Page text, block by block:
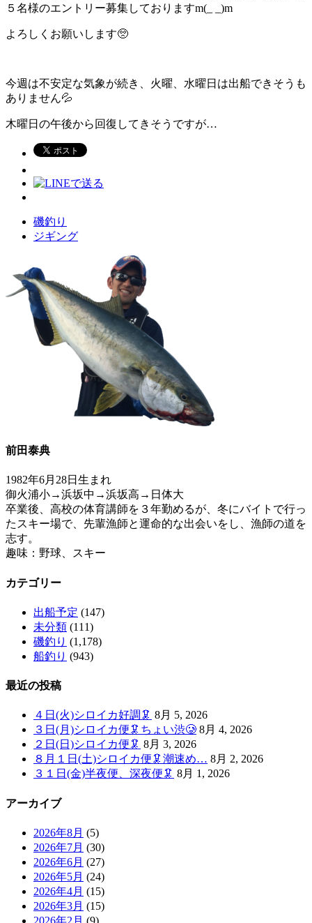
５名様のエントリー募集しておりますm(_ _)m
よろしくお願いします🥺
今週は不安定な気象が続き、火曜、水曜日は出船できそうも
ありません💦
木曜日の午後から回復してきそうですが…
磯釣り
ジギング
前田泰典
1982年6月28日生まれ
御火浦小→浜坂中→浜坂高→日体大
卒業後、高校の体育講師を３年勤めるが、冬にバイトで行っ
たスキー場で、先輩漁師と運命的な出会いをし、漁師の道を
志す。
趣味：野球、スキー
カテゴリー
出船予定 (147)
未分類 (111)
磯釣り (1,178)
船釣り (943)
最近の投稿
４日(火)シロイカ好調🦑 8月 5, 2026
３日(月)シロイカ便🦑ちょい渋🥲 8月 4, 2026
２日(日)シロイカ便🦑 8月 3, 2026
８月１日(土)シロイカ便🦑潮速め… 8月 2, 2026
３１日(金)半夜便、深夜便🦑 8月 1, 2026
アーカイブ
2026年8月 (5)
2026年7月 (30)
2026年6月 (27)
2026年5月 (24)
2026年4月 (15)
2026年3月 (15)
2026年2月 (9)